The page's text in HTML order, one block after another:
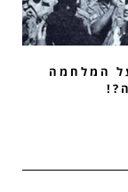
המלחמה